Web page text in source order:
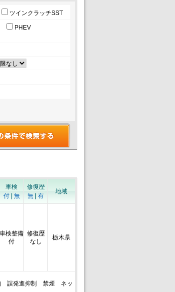
ツインクラッチSST
PHEV
車検
付| 無
修復歴
無
有
地域
車検整備
付
修復歴
なし
栃木県
誤発進抑制 禁煙 ネッ